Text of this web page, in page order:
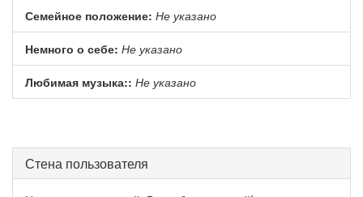
Семейное положение: Не указано
Немного о себе: Не указано
Любимая музыка:: Не указано
Стена пользователя